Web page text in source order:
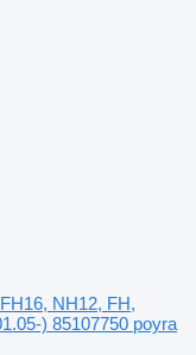
NH12, FH,
) 85107750 poyra